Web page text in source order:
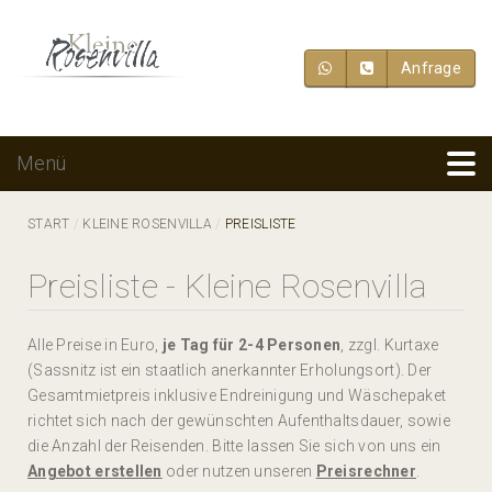
Anfrage
Menü
START KLEINE ROSENVILLA PREISLISTE
Preisliste - Kleine Rosenvilla
Alle Preise in Euro, je Tag für 2-4 Personen , zzgl. Kurtaxe
(Sassnitz ist ein staatlich anerkannter Erholungsort). Der
Gesamtmietpreis inklusive Endreinigung und Wäschepaket
richtet sich nach der gewünschten Aufenthaltsdauer, sowie
die Anzahl der Reisenden. Bitte lassen Sie sich von uns ein
Angebot erstellen oder nutzen unseren Preisrechner